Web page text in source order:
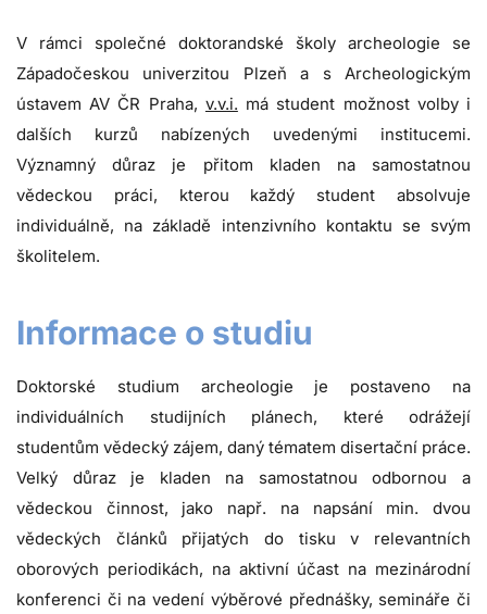
V rámci společné doktorandské školy archeologie se
Západočeskou univerzitou Plzeň a s Archeologickým
ústavem AV ČR Praha, v.v.i. má student možnost volby i
dalších kurzů nabízených uvedenými institucemi.
Významný důraz je přitom kladen na samostatnou
vědeckou práci, kterou každý student absolvuje
individuálně, na základě intenzivního kontaktu se svým
školitelem.
Informace o studiu
Doktorské studium archeologie je postaveno na
individuálních studijních plánech, které odrážejí
studentům vědecký zájem, daný tématem disertační práce.
Velký důraz je kladen na samostatnou odbornou a
vědeckou činnost, jako např. na napsání min. dvou
vědeckých článků přijatých do tisku v relevantních
oborových periodikách, na aktivní účast na mezinárodní
konferenci či na vedení výběrové přednášky, semináře či